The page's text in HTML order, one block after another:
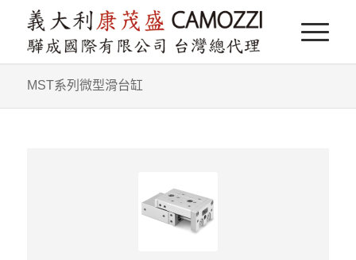
MST系列微型滑台缸